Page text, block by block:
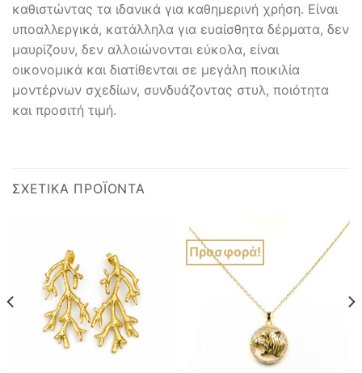
καθιστώντας τα ιδανικά για καθημερινή χρήση. Είναι
υποαλλεργικά, κατάλληλα για ευαίσθητα δέρματα, δεν
μαυρίζουν, δεν αλλοιώνονται εύκολα, είναι
οικονομικά και διατίθενται σε μεγάλη ποικιλία
μοντέρνων σχεδίων, συνδυάζοντας στυλ, ποιότητα
και προσιτή τιμή.
ΣΧΕΤΙΚΆ ΠΡΟΪΌΝΤΑ
Προσφορά!